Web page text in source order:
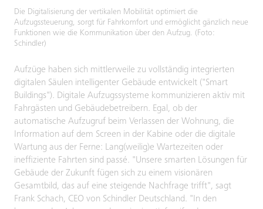
Die Digitalisierung der vertikalen Mobilität optimiert die
Aufzugssteuerung, sorgt für Fahrkomfort und ermöglicht gänzlich neue
Funktionen wie die Kommunikation über den Aufzug. (Foto:
Schindler)
Aufzüge haben sich mittlerweile zu vollständig integrierten
digitalen Säulen intelligenter Gebäude entwickelt ("Smart
Buildings"). Digitale Aufzugssysteme kommunizieren aktiv mit
Fahrgästen und Gebäudebetreibern. Egal, ob der
automatische Aufzugruf beim Verlassen der Wohnung, die
Information auf dem Screen in der Kabine oder die digitale
Wartung aus der Ferne: Lang(weilig)e Wartezeiten oder
ineffiziente Fahrten sind passé. "Unsere smarten Lösungen für
Gebäude der Zukunft fügen sich zu einem visionären
Gesamtbild, das auf eine steigende Nachfrage trifft", sagt
Frank Schach, CEO von Schindler Deutschland. "In den